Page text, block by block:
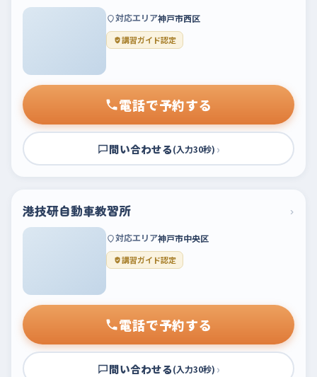
対応エリア神戸市西区
講習ガイド認定
電話で予約する
問い合わせる(入力30秒) ›
港技研自動車教習所 ›
対応エリア神戸市中央区
講習ガイド認定
電話で予約する
問い合わせる(入力30秒) ›